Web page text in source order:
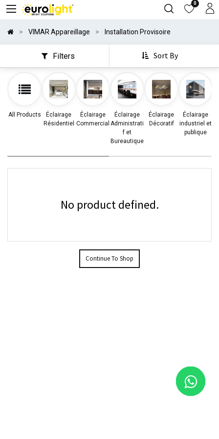
0
VIMAR Appareillage Installation Provisoire
Filters Sort By
All Products
Éclairage
Résidentiel
Éclairage
Commercial
Éclairage
Administrati
f et
Bureautique
Éclairage
Décoratif
Éclairage
industriel et
publique
No product defined.
Continue To Shop